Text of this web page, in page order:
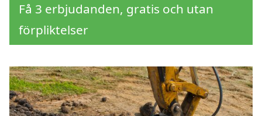
Få 3 erbjudanden, gratis och utan
förpliktelser